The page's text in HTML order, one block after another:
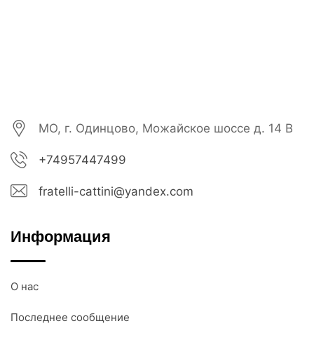
МО, г. Одинцово, Можайское шоссе д. 14 В
+74957447499
fratelli-cattini@yandex.com
Информация
О нас
Последнее сообщение